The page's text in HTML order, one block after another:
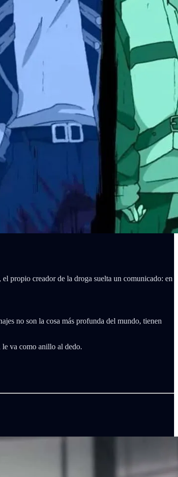
propio creador de la droga suelta un comunicado: en
no son la cosa más profunda del mundo, tienen
le va como anillo al dedo.